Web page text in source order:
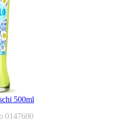
500ml
0147600